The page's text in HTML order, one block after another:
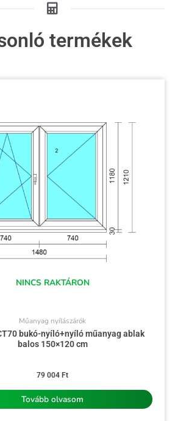
termékek
NINCS RAKTÁRON
Műanyag nyílászárók
bukó-nyíló+nyíló műanyag ablak
balos 150×120 cm
79 004 Ft
Tovább olvasom